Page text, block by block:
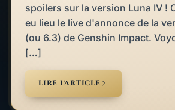
spoilers sur la version Luna IV !
eu lieu le live d'annonce de la
(ou 6.3) de Genshin Impact.
[…]
LIRE L'ARTICLE